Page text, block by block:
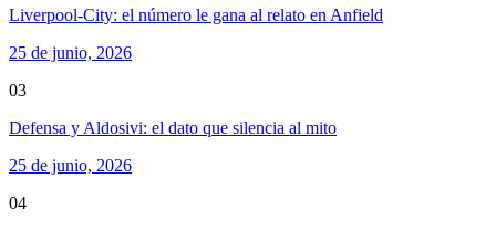
Liverpool-City: el número le gana al relato en Anfield
25 de junio, 2026
03
Defensa y Aldosivi: el dato que silencia al mito
25 de junio, 2026
04